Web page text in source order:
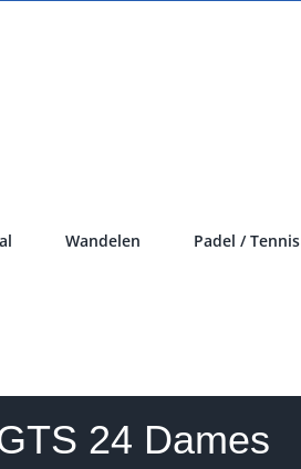
Wandelen Padel / Tennis
24 Dames